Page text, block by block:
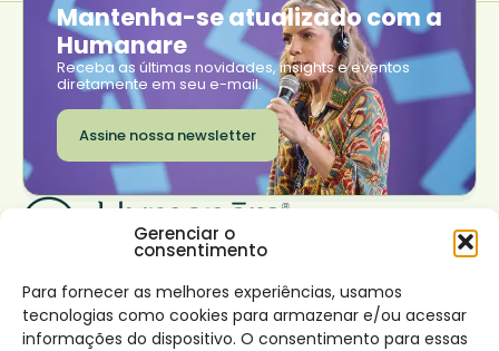
Gerenciar o
consentimento
Para fornecer as melhores experiências, usamos
tecnologias como cookies para armazenar e/ou acessar
informações do dispositivo. O consentimento para essas
Mantenha-se atualizado com a
Humanare
Receba as últimas novidades, insights e eventos
diretamente em seu e-mail.
Assine nossa newsletter
Sobre nós
Impacto
Canal de denúncia e
Transformar seu
Nossas soluções
Desenvolvimento de
líderes virtuosos
Trabalhe conosco
Rio de Janeiro
São Paulo
Lisboa
Conecte-se